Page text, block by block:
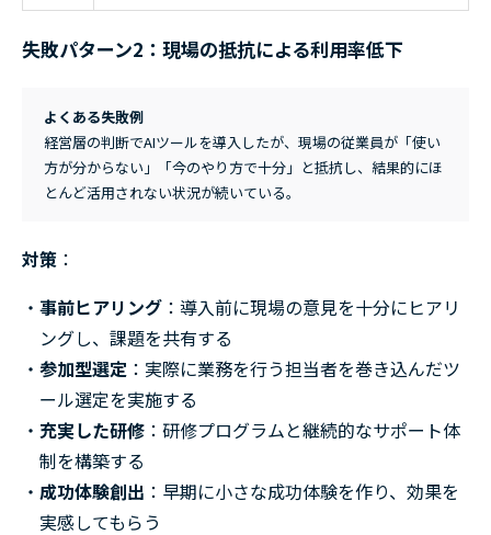
失敗パターン2：現場の抵抗による利用率低下
よくある失敗例
経営層の判断でAIツールを導入したが、現場の従業員が「使い
方が分からない」「今のやり方で十分」と抵抗し、結果的にほ
とんど活用されない状況が続いている。
対策 ：
事前ヒアリング ：導入前に現場の意見を十分にヒアリ
ングし、課題を共有する
参加型選定 ：実際に業務を行う担当者を巻き込んだツ
ール選定を実施する
充実した研修 ：研修プログラムと継続的なサポート体
制を構築する
成功体験創出 ：早期に小さな成功体験を作り、効果を
実感してもらう